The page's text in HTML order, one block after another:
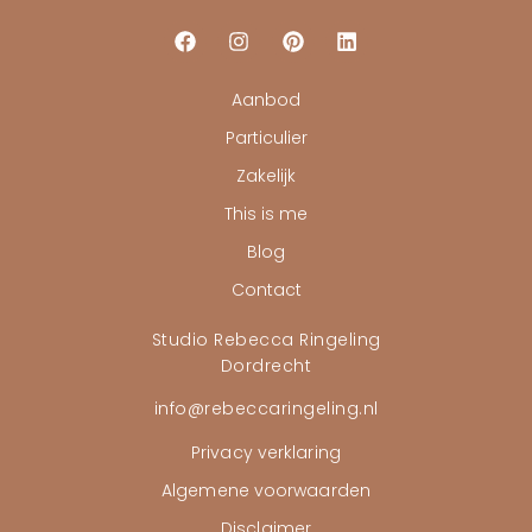
Studio Rebecca Ringeling
Dordrecht
info@rebeccaringeling.nl
Privacy verklaring
Algemene voorwaarden
Aanbod
Particulier
Zakelijk
This is me
Blog
Contact